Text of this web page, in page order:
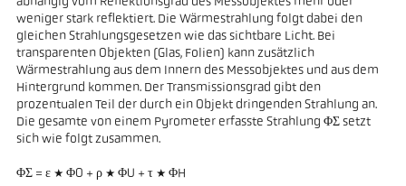
weniger stark reflektiert. Die Wärmestrahlung folgt dabei den
gleichen Strahlungsgesetzen wie das sichtbare Licht. Bei
transparenten Objekten (Glas, Folien) kann zusätzlich
Wärmestrahlung aus dem Innern des Messobjektes und aus dem
Hintergrund kommen. Der Transmissionsgrad gibt den
prozentualen Teil der durch ein Objekt dringenden Strahlung an.
Die gesamte von einem Pyrometer erfasste Strahlung ΦΣ setzt
sich wie folgt zusammen.
ΦΣ = ε * ΦO + ρ * ΦU + τ * ΦH